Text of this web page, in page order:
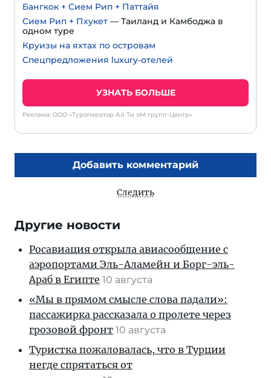
Бангкок + Сием Рип + Паттайя
Сием Рип + Пхукет — Таиланд и Камбоджа в
одном туре
Круизы на яхтах по островам
Спецпредложения luxury-отелей
УЗНАТЬ БОЛЬШЕ
Реклама: ООО «Туроператор Ай Ти эМ групп-Центр»
Добавить комментарий
Следить
Другие новости
Росавиация открыла авиасообщение с
аэропортами Эль-Аламейн и Борг-эль-
Араб в Египте 10 августа
«Мы в прямом смысле слова падали»:
пассажирка рассказала о пролете через
грозовой фронт 10 августа
Туристка пожаловалась, что в Турции
негде спрятаться от